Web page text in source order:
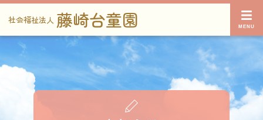
社会福祉法人 藤崎台童園